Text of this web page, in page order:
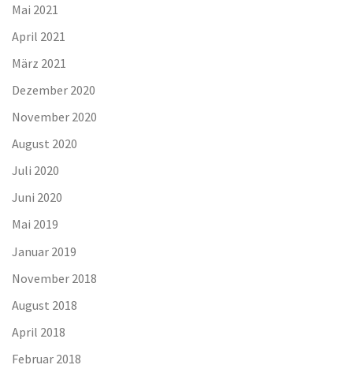
Mai 2021
April 2021
März 2021
Dezember 2020
November 2020
August 2020
Juli 2020
Juni 2020
Mai 2019
Januar 2019
November 2018
August 2018
April 2018
Februar 2018